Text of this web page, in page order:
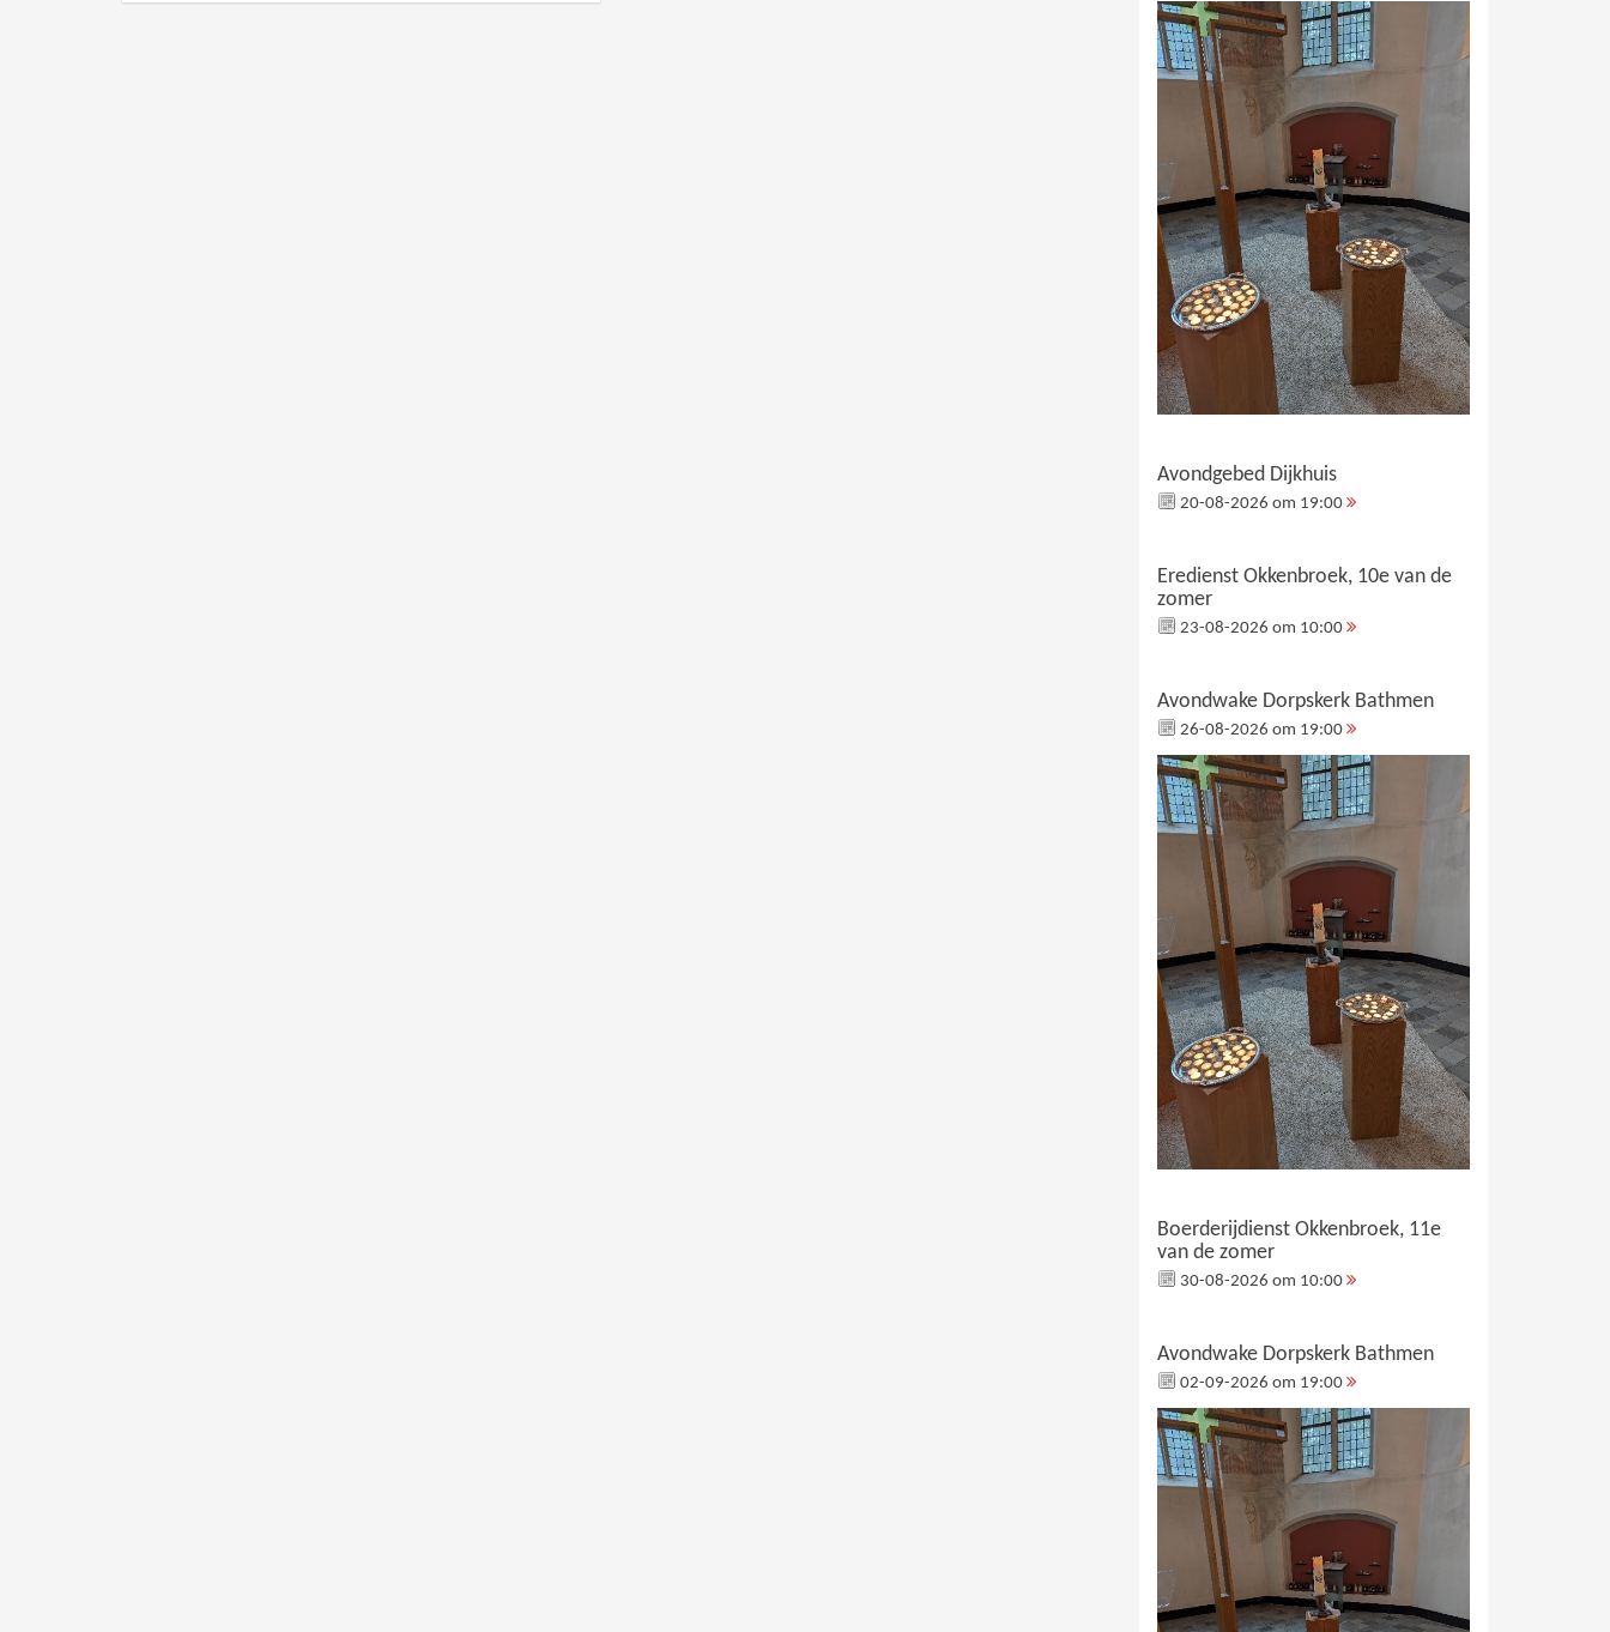
Avondgebed Dijkhuis
20-08-2026 om 19:00
Eredienst Okkenbroek, 10e van de
zomer
23-08-2026 om 10:00
Avondwake Dorpskerk Bathmen
26-08-2026 om 19:00
Boerderijdienst Okkenbroek, 11e
van de zomer
30-08-2026 om 10:00
Avondwake Dorpskerk Bathmen
02-09-2026 om 19:00